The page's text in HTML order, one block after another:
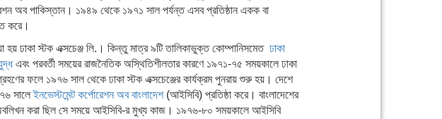
অব পাকিস্তান। ১৯৪৯ থেকে ১৯৭১ সাল পর্যন্ত এসব প্রতিষ্ঠান একক বা
করে।
হয় ঢাকা স্টক এক্সচেঞ্জ লি.। কিন্তু মাত্র ৯টি তালিকাভুক্ত কোম্পানিসমেত ঢাকা
এবং পরবর্তী সময়ের রাজনৈতিক অস্থিতিশীলতার কারণে ১৯৭১-৭৫ সময়কালে ঢাকা
ফলে ১৯৭৬ সাল থেকে ঢাকা স্টক এক্সচেঞ্জের কার্যক্রম পুনরায় শুরু হয়। দেশে
সালেইনভেস্টমেন্ট কর্পোরেশন অব বাংলাদেশ(আইসিবি) প্রতিষ্ঠা করে। বাংলাদেশের
করা ছিল সে সময়ে আইসিবি-র মুখ্য কাজ। ১৯৭৬-৮০ সময়কালে আইসিবি